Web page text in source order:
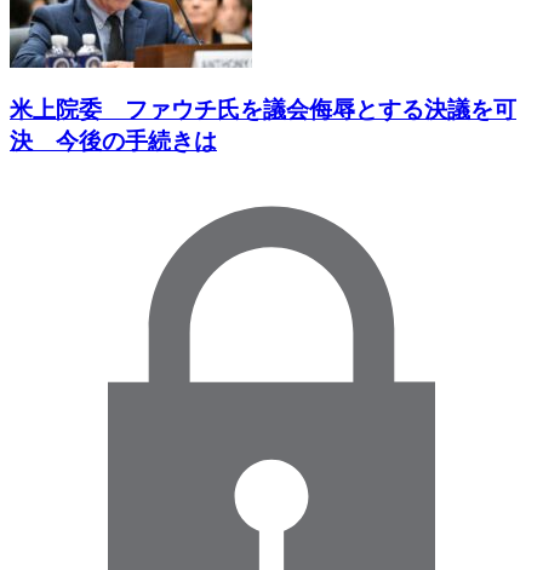
米上院委 ファウチ氏を議会侮辱とする決議を可
決 今後の手続きは